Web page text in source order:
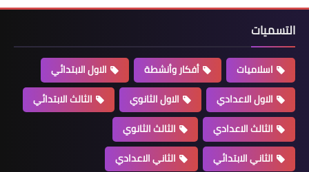
التسميات
اسلاميات أفكار وأنشطة
الاول الابتدائي
الاول الاعدادي
الاول الثانوي
الثالث الابتدائي
الثالث الاعدادي
الثالث الثانوي
الثاني الابتدائي
الثاني الاعدادي